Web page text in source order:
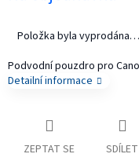
Položka byla vyprodána…
Podvodní pouzdro pro
Detailní informace
ZEPTAT SE SDÍLET